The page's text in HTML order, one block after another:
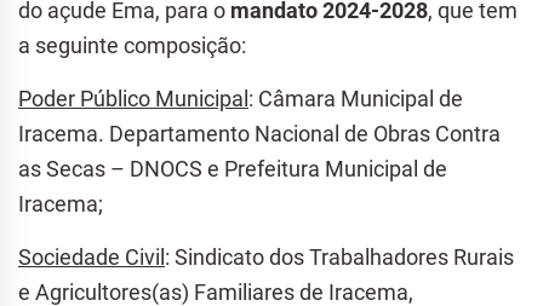
do açude Ema, para o mandato 2024-2028, que tem
a seguinte composição:
Poder Público Municipal: Câmara Municipal de
Iracema. Departamento Nacional de Obras Contra
as Secas – DNOCS e Prefeitura Municipal de
Iracema;
Sociedade Civil: Sindicato dos Trabalhadores Rurais
e Agricultores(as) Familiares de Iracema,